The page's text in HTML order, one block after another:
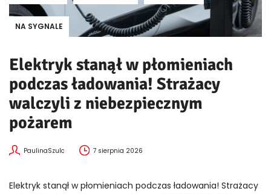
NA SYGNALE
Elektryk stanął w płomieniach
podczas ładowania! Strażacy
walczyli z niebezpiecznym
pożarem
PaulinaSzulc 7 sierpnia 2026
Elektryk stanął w płomieniach podczas ładowania! Strażacy